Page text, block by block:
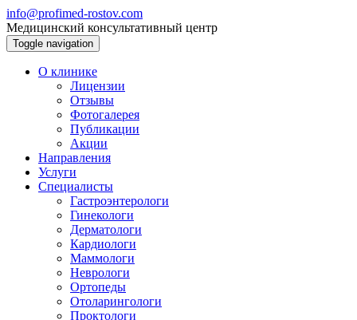
info@profimed-rostov.com
Медицинский консультативный центр
Toggle navigation
О клинике
Лицензии
Отзывы
Фотогалерея
Публикации
Акции
Направления
Услуги
Специалисты
Гастроэнтерологи
Гинекологи
Дерматологи
Кардиологи
Маммологи
Неврологи
Ортопеды
Отоларингологи
Проктологи